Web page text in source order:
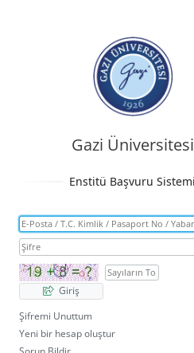
Gazi Üniversitesi
Giriş
Şifremi Unuttum
Yeni bir hesap oluştur